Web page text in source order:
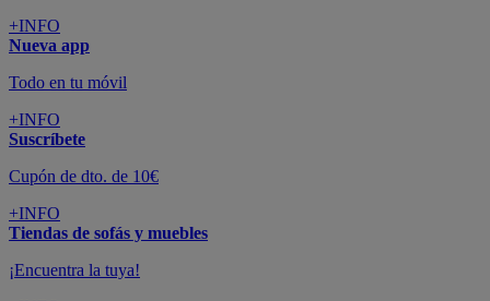
+INFO
Nueva app
Todo en tu móvil
+INFO
Suscríbete
Cupón de dto. de 10€
+INFO
Tiendas de sofás y muebles
¡Encuentra la tuya!